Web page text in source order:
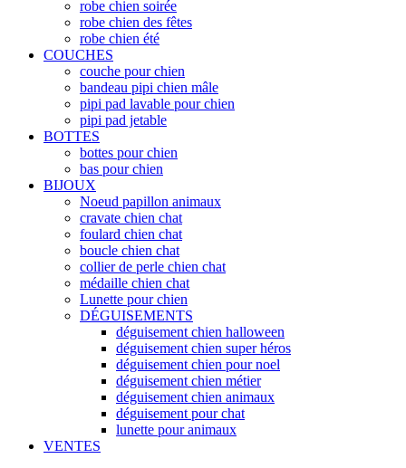
robe chien soirée
robe chien des fêtes
robe chien été
COUCHES
couche pour chien
bandeau pipi chien mâle
pipi pad lavable pour chien
pipi pad jetable
BOTTES
bottes pour chien
bas pour chien
BIJOUX
Noeud papillon animaux
cravate chien chat
foulard chien chat
boucle chien chat
collier de perle chien chat
médaille chien chat
Lunette pour chien
DÉGUISEMENTS
déguisement chien halloween
déguisement chien super héros
déguisement chien pour noel
déguisement chien métier
déguisement chien animaux
déguisement pour chat
lunette pour animaux
VENTES